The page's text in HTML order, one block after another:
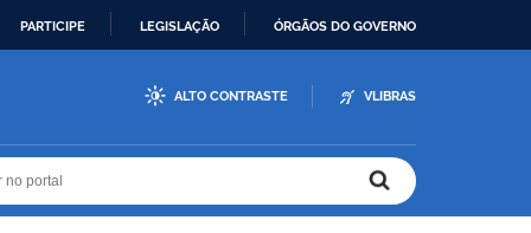
PARTICIPE LEGISLAÇÃO ÓRGÃOS DO GOVERNO
ALTO CONTRASTE VLIBRAS